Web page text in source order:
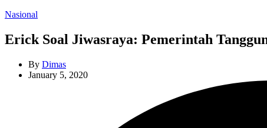
Categories
Nasional
Erick Soal Jiwasraya: Pemerintah
By Dimas
January 5, 2020